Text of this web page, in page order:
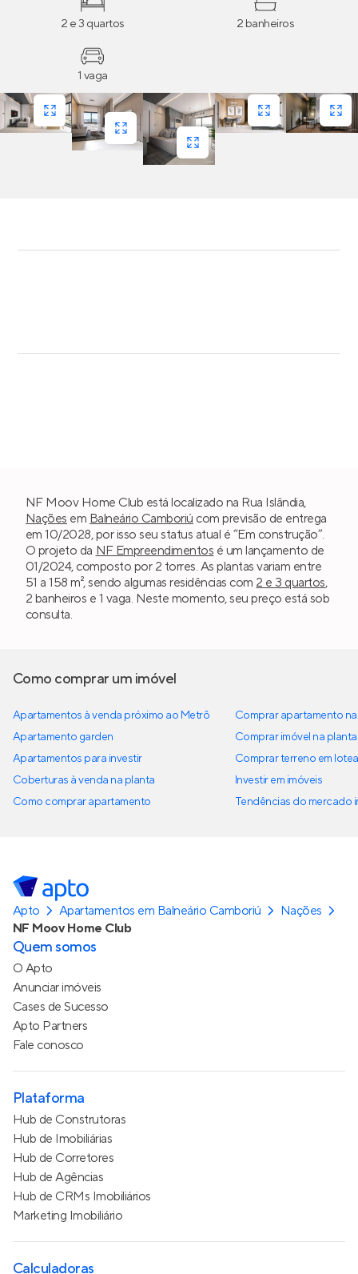
2 e 3 quartos 2 banheiros
1 vaga
NF Moov Home Club está localizado na Rua Islândia,
Nações em Balneário Camboriú com previsão de entrega
em 10/2028, por isso seu status atual é “Em construção”.
O projeto da NF Empreendimentos é um lançamento de
01/2024, composto por 2 torres. As plantas variam entre
51 a 158 m², sendo algumas residências com 2 e 3 quartos,
2 banheiros e 1 vaga. Neste momento, seu preço está sob
consulta.
Como comprar um imóvel
Apartamentos à venda próximo ao Metrô
Apartamento garden
Apartamentos para investir
Coberturas à venda na planta
Como comprar apartamento
Comprar apartamento
Comprar imóvel na planta
Comprar terreno em
Investir em imóveis
Tendências do mercado
Apto Apartamentos em Balneário Camboriú
Nações
NF Moov Home Club
Quem somos
O Apto
Anunciar imóveis
Cases de Sucesso
Apto Partners
Fale conosco
Plataforma
Hub de Construtoras
Hub de Imobiliárias
Hub de Corretores
Hub de Agências
Hub de CRMs Imobiliários
Marketing Imobiliário
Calculadoras